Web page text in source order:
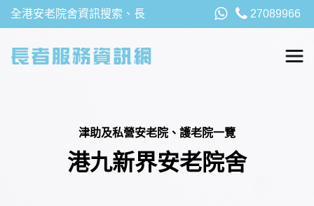
全港安老院舍資訊搜索、長 27089966
津助及私營安老院、護老院一覽
港九新界安老院舍